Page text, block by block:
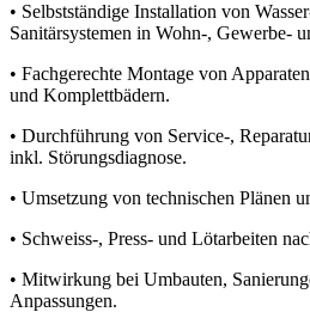
• Selbstständige Installation von
Sanitärsystemen in Wohn-, Gewerbe-
• Fachgerechte Montage von
und Komplettbädern.
• Durchführung von Service-,
inkl. Störungsdiagnose.
• Umsetzung von technischen Plänen
• Schweiss-, Press- und Lötarbeiten
• Mitwirkung bei Umbauten,
Anpassungen.